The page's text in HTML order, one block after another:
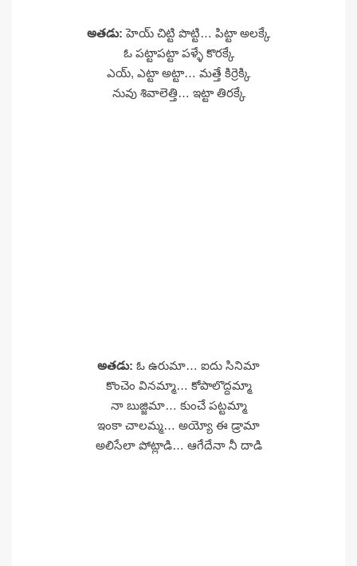
అతడు:హెయ్ చిట్టి పొట్టి… పిట్టా అలక్కే
ఓ పట్టాపట్టా పళ్ళే కొరక్కే
ఎయ్, ఎట్టా అట్టా… మత్తే కిర్రెక్కి
నువు శివాలెత్తి… ఇట్టా తిరక్కే
అతడు: ఓ ఉరుమా… ఐదు సినిమా
కొంచెం వినమ్మా… కోపాలొద్దమ్మా
నా బుజ్జిమా… కుంచే పట్టమ్మా
ఇంకా చాలమ్మ… అయ్యో ఈ డ్రామా
అలిసేలా పోట్లాడి… ఆగేదేనా నీ దాడి